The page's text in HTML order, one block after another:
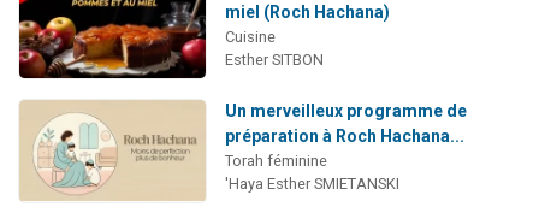
miel (Roch Hachana)
Cuisine
Esther SITBON
Un merveilleux programme de
préparation à Roch Hachana...
Torah féminine
'Haya Esther SMIETANSKI